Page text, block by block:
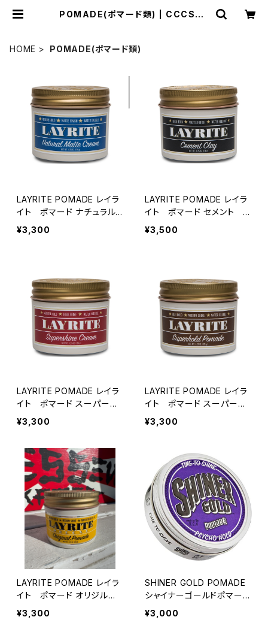
POMADE(ポマード類) | CCCSUR
HOME POMADE(ポマード類)
LAYRITE POMADE レイラ
イト ポマード ナチュラル
マット 水性ポマード カリ
フォルニア バーバースタイ
¥3,300
LAYRITE POMADE レイラ
イト ポマード セメント
ポマード 水性 カリフォル
ニア バーバースタイル
¥3,500
LAYRITE POMADE レイラ
イト ポマード スーパーシ
ャイン カリフォルニア 水
性 バーバースタイル
¥3,300
LAYRITE POMADE レイラ
イト ポマード スーパーホ
ールド カリフォルニア 水
性 バーバースタイル
¥3,300
LAYRITE POMADE レイラ
イト ポマード オリジルポ
マード 水性 カリフォルニ
ア バーバースタイル カ
¥3,300
SHINER GOLD POMADE
シャイナーゴールドポマー
ド サイコホールド 水性
ポマード made in usa
¥3,000